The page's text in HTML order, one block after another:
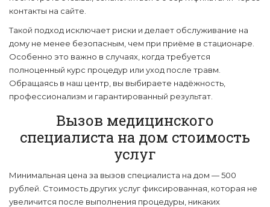
контакты на сайте.
Такой подход исключает риски и делает обслуживание на
дому не менее безопасным, чем при приёме в стационаре.
Особенно это важно в случаях, когда требуется
полноценный курс процедур или уход после травм.
Обращаясь в наш центр, вы выбираете надёжность,
профессионализм и гарантированный результат.
Вызов медицинского
специалиста на дом стоимость
услуг
Минимальная цена за вызов специалиста на дом — 500
рублей. Стоимость других услуг фиксированная, которая не
увеличится после выполнения процедуры, никаких